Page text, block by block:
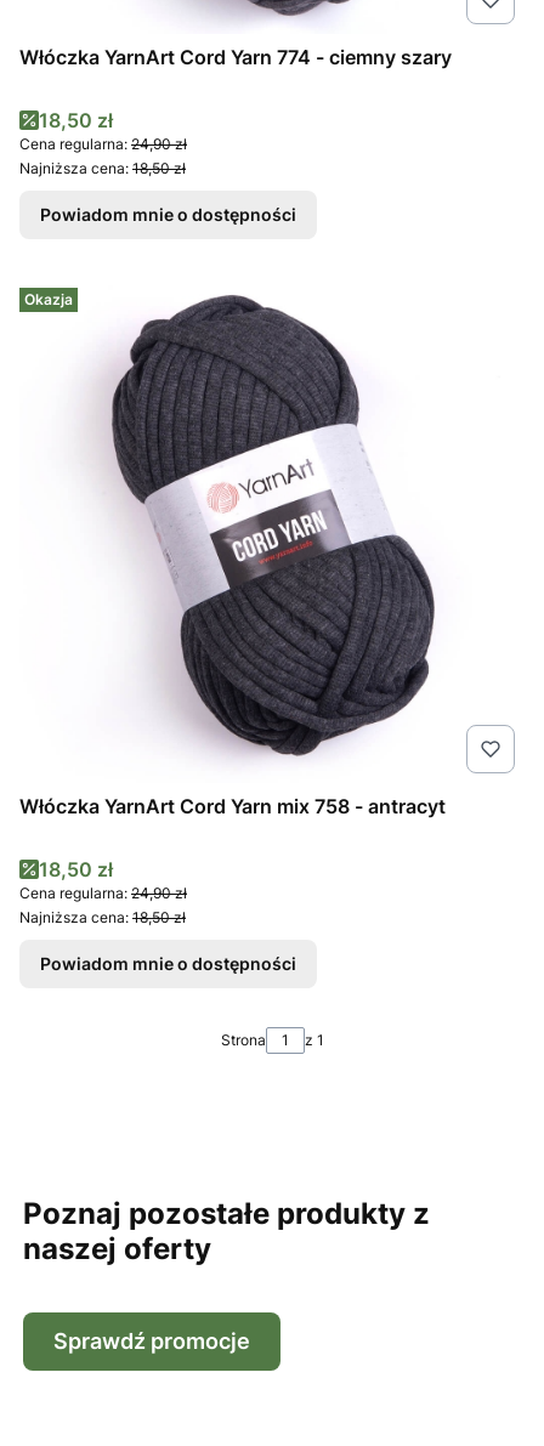
Włóczka YarnArt Cord Yarn 774 - ciemny szary
Cena promocyjna
18,50 zł
Cena regularna: 24,90 zł
Najniższa cena: 18,50 zł
Powiadom mnie o dostępności
Okazja
Włóczka YarnArt Cord Yarn mix 758 - antracyt
Cena promocyjna
18,50 zł
Cena regularna: 24,90 zł
Najniższa cena: 18,50 zł
Powiadom mnie o dostępności
Strona z 1
Poznaj pozostałe produkty z
naszej oferty
Sprawdź promocje